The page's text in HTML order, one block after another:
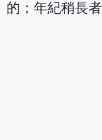
的；年紀稍長